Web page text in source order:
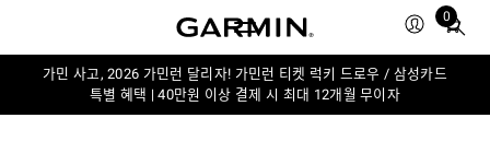
0
Total
in
가민 사고, 2026 가민런 달리자! 가민런 티켓 럭키 드로우 / 삼성카드
특별 혜택 | 40만원 이상 결제 시 최대 12개월 무이자